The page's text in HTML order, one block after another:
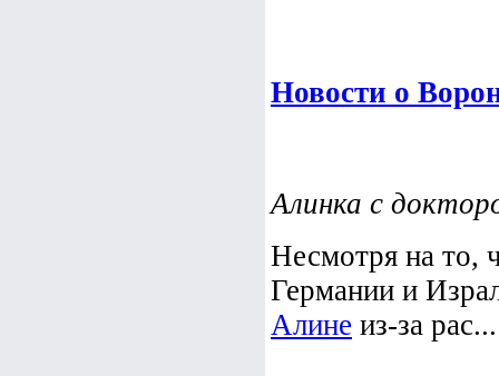
Новости о
Алинка с
Несмотря на то,
Германии и
Алине из-за рас...